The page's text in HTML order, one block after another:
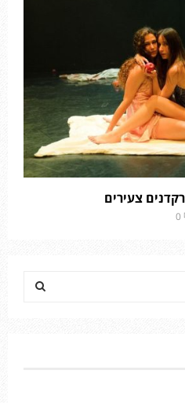
צעירים
0